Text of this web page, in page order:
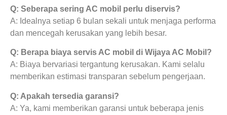
Q: Seberapa sering AC mobil perlu diservis?
A: Idealnya setiap 6 bulan sekali untuk menjaga performa
dan mencegah kerusakan yang lebih besar.
Q: Berapa biaya servis AC mobil di Wijaya AC Mobil?
A: Biaya bervariasi tergantung kerusakan. Kami selalu
memberikan estimasi transparan sebelum pengerjaan.
Q: Apakah tersedia garansi?
A: Ya, kami memberikan garansi untuk beberapa jenis